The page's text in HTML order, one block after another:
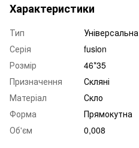
Характеристики
Тип
Універсальна
Серія
fusion
Розмір
46*35
Призначення
Скляні
Матеріал
Скло
Форма
Прямокутна
Об'єм
0,008